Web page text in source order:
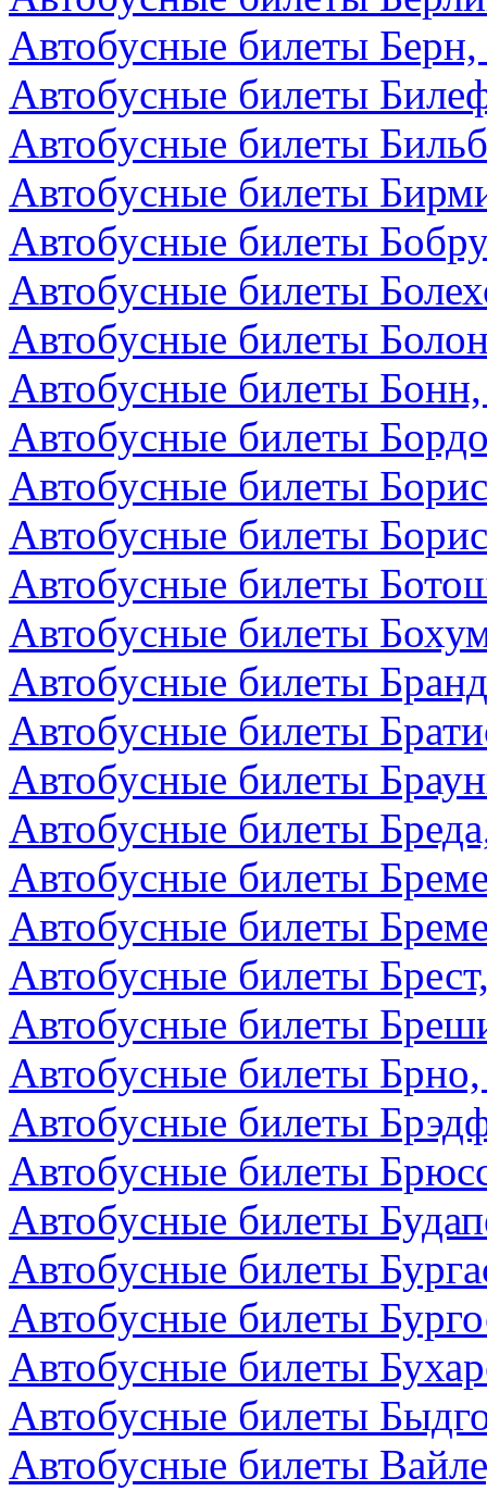
Автобусные билеты
Автобусные билеты
Автобусные билеты
Автобусные билеты
Автобусные билеты
Автобусные билеты
Автобусные билеты
Автобусные билеты
Автобусные билеты
Автобусные билеты
Автобусные билеты
Автобусные билеты
Автобусные билеты
Автобусные билеты
Автобусные билеты
Автобусные билеты
Автобусные билеты
Автобусные билеты
Автобусные билеты
Автобусные билеты
Автобусные билеты
Автобусные билеты
Автобусные билеты
Автобусные билеты
Автобусные билеты
Автобусные билеты
Автобусные билеты
Автобусные билеты
Автобусные билеты
Автобусные билеты